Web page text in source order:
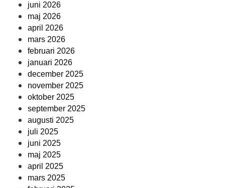
juni 2026
maj 2026
april 2026
mars 2026
februari 2026
januari 2026
december 2025
november 2025
oktober 2025
september 2025
augusti 2025
juli 2025
juni 2025
maj 2025
april 2025
mars 2025